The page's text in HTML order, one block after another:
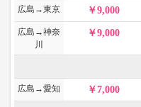
広島→東京 9,000
広島→神奈
川
9,000
広島→愛知 7,000